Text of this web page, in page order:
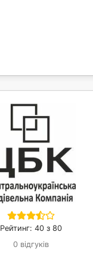
Рейтинг: 40 з 80
0 відгуків